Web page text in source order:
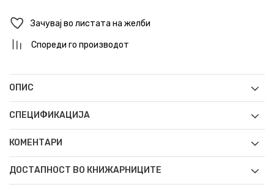
Зачувај во листата на желби
Спореди го производот
ОПИС
СПЕЦИФИКАЦИЈА
КОМЕНТАРИ
ДОСТАПНОСТ ВО КНИЖАРНИЦИТЕ